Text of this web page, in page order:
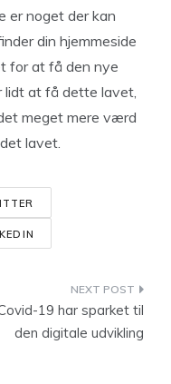
er noget der kan
din hjemmeside
for at få den nye
lidt at få dette lavet,
meget mere værd
lavet.
19 har sparket til
den digitale udvikling